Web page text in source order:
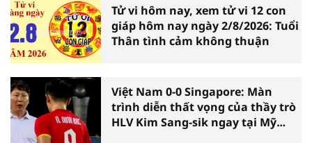
Tử vi hôm nay, xem tử vi 12 con
giáp hôm nay ngày 2/8/2026: Tuổi
Thân tình cảm không thuận
Việt Nam 0-0 Singapore: Màn
trình diễn thất vọng của thầy trò
HLV Kim Sang-sik ngay tại Mỹ